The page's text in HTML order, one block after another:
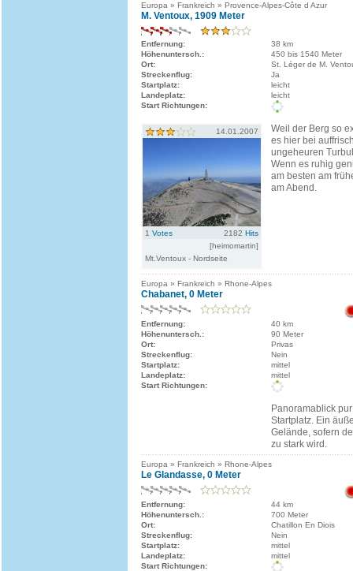
Europa » Frankreich » Provence-Alpes-Côte d Azur
M. Ventoux, 1909 Meter
Entfernung:
38 km
Höhenuntersch.:
450 bis 1540 Meter
Ort:
St. Léger de M.
Streckenflug:
Ja
Startplatz:
leicht
Landeplatz:
leicht
Start Richtungen:
14.01.2007
1 Votes 2182 Hits
[heimomartin]
Mt.Ventoux - Nordseite
Weil der Berg so
es hier bei
ungeheuren
Wenn es ruhig
am besten am
am Abend.
Europa » Frankreich » Rhone-Alpes
Chabanet, 0 Meter
Entfernung:
40 km
Höhenuntersch.:
90 Meter
Ort:
Privas
Streckenflug:
Nein
Startplatz:
mittel
Landeplatz:
mittel
Start Richtungen:
Panoramablick
Startplatz. Ein
Gelände, sofern
zu stark wird.
Europa » Frankreich » Rhone-Alpes
Le Glandasse, 0 Meter
Entfernung:
44 km
Höhenuntersch.:
700 Meter
Ort:
Chatillon En Diois
Streckenflug:
Nein
Startplatz:
mittel
Landeplatz:
mittel
Start Richtungen: